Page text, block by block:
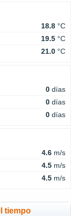
18.8 °C
19.5 °C
21.0 °C
0 días
0 días
0 días
4.6 m/s
4.5 m/s
4.5 m/s
tiempo